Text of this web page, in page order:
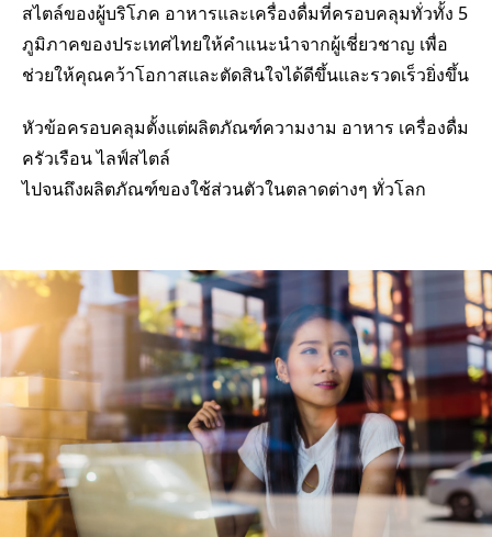
สไตล์ของผู้บริโภค อาหารและเครื่องดื่มที่ครอบคลุมทั่วทั้ง 5
ภูมิภาคของประเทศไทยให้คำแนะนำจากผู้เชี่ยวชาญ เพื่อ
ช่วยให้คุณคว้าโอกาสและตัดสินใจได้ดีขึ้นและรวดเร็วยิ่งขึ้น
หัวข้อครอบคลุมตั้งแต่ผลิตภัณฑ์ความงาม อาหาร เครื่องดื่ม
ครัวเรือน ไลฟ์สไตล์
ไปจนถึงผลิตภัณฑ์ของใช้ส่วนตัวในตลาดต่างๆ ทั่วโลก